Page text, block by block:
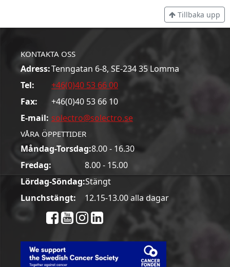
Tillbaka upp
KONTAKTA OSS
Adress:Tenngatan 6-8, SE-234 35 Lomma
Tel:
+46(0)40 53 66 00
Fax:
+46(0)40 53 66 10
E-mail: solectro@solectro.se
VÅRA ÖPPETTIDER
Måndag-Torsdag:8.00 - 16.30
Fredag:
8.00 - 15.00
Lördag-Söndag:Stängt
Lunchstängt:
12.15-13.00 alla dagar